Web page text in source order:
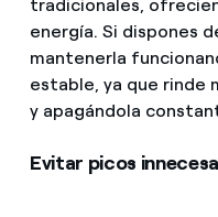
tradicionales,
energía. Si dispones
mantenerla
estable, ya que rinde
y apagándola
Evitar picos